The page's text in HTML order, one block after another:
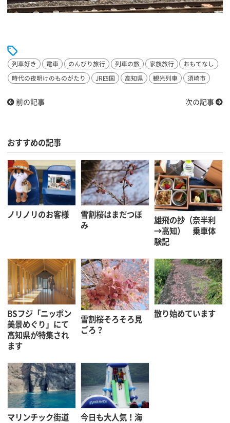
列車好き 電車 のんびり旅行 列車の旅 家族旅行 おもてなし
時代の夜明けのものがたり JR四国 高知県 観光列車 須崎市
前の記事 次の記事
おすすめの記事
ノリノリのお客様
雪割桜はまだつぼ
み
雄飛の抄（奈半利
→高知） 乗車体
験記
BSフジ「ニッポン
美景めぐり」にて
高知県が特集され
ます
雪割桜そろそろ見
ごろ？
散り始めています
マリンチック街道
今日も大人気！海